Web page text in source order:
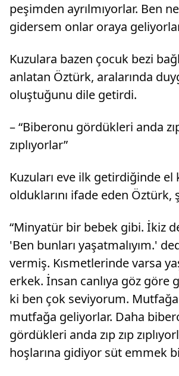
peşimden ayrılmıyorlar. Ben
gidersem onlar oraya
Kuzulara bazen çocuk bezi
anlatan Öztürk, aralarında
oluştuğunu dile getirdi.
– “Biberonu gördükleri anda
zıplıyorlar”
Kuzuları eve ilk getirdiğinde el
olduklarını ifade eden Öztürk,
“Minyatür bir bebek gibi. İkiz
'Ben bunları yaşatmalıyım.'
vermiş. Kısmetlerinde varsa
erkek. İnsan canlıya göz göre
ki ben çok seviyorum.
mutfağa geliyorlar. Daha
gördükleri anda zıp zıp
hoşlarına gidiyor süt emmek